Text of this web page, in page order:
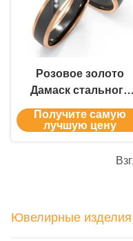
Розовое золото
Дамаск стального
кольца набор пара
ювелирные кольца
Получите самую
лучшую цену
Ювелирные изделия